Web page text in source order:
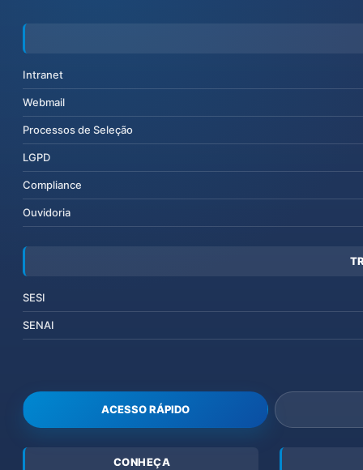
Intranet
Webmail
Processos de Seleção
LGPD
Compliance
Ouvidoria
SESI
SENAI
ACESSO RÁPIDO
CONHEÇA